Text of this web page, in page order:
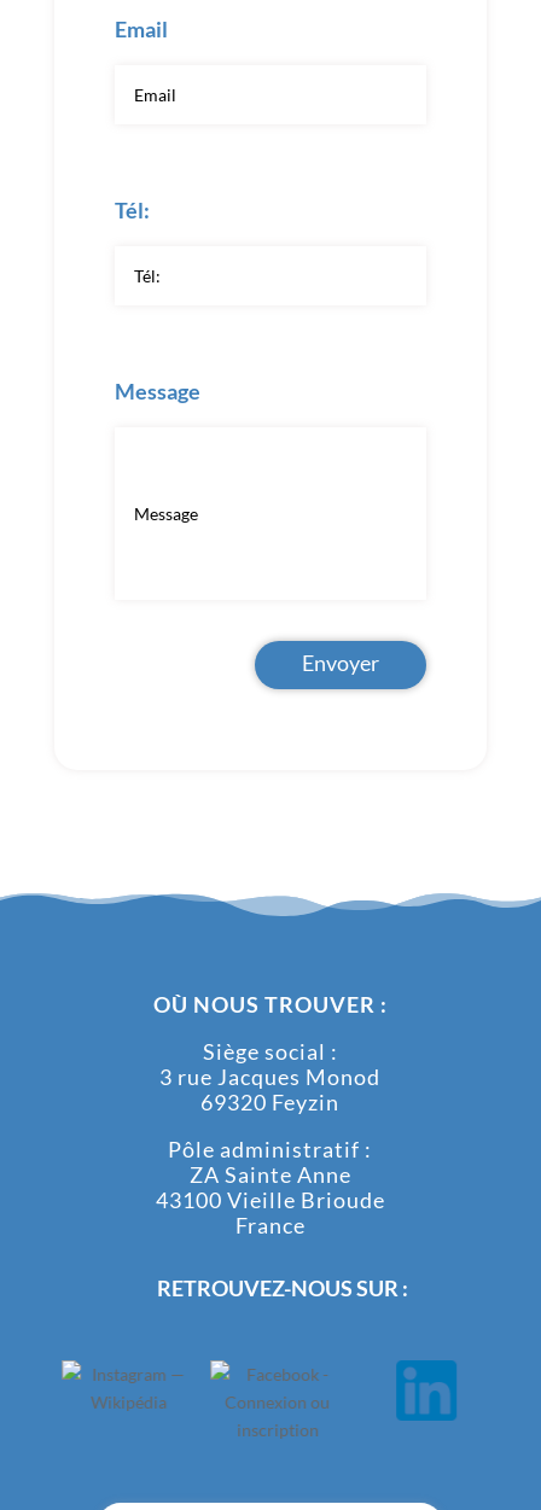
Email
Tél:
Message
Envoyer
OÙ NOUS TROUVER :
Siège social :
3 rue Jacques Monod
69320 Feyzin
Pôle administratif :
ZA Sainte Anne
43100 Vieille Brioude
France
RETROUVEZ-NOUS SUR :